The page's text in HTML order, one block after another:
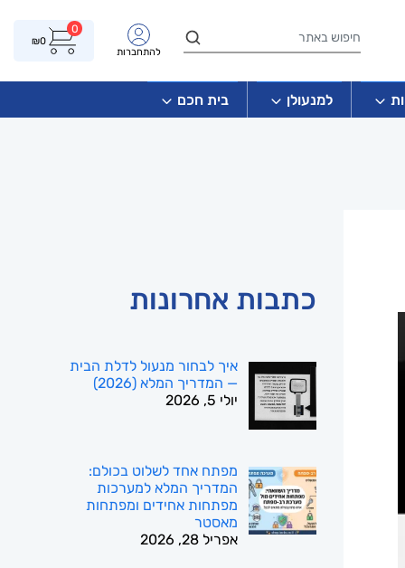
להתחברות
0
₪0
למנעולן בית חכם
כתבות אחרונות
איך לבחור מנעול לדלת הבית
— המדריך המלא (2026)
יולי 5, 2026
מפתח אחד לשלוט בכולם:
המדריך המלא למערכות
מפתחות אחידים ומפתחות
מאסטר
אפריל 28, 2026